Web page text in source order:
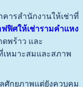
คารสำนักงานให้เช่าที่
ฟฟิศให้เช่ารามคำแหง
ดพร้าว และ
เหมาะสมและสภาพ
ศักยภาพแต่ยังควบคุม